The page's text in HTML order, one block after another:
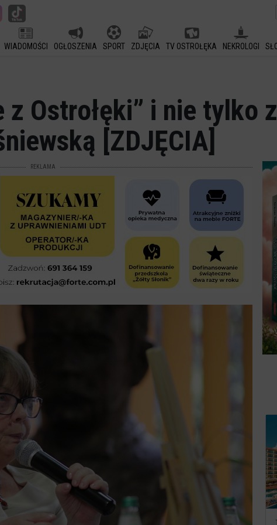
WIADOMOŚCI OGŁOSZENIA SPORT ZDJĘCIA TV OSTROŁĘKA NEKROLOGI
z Ostrołęki” i nie tylko
[ZDJĘCIA]
REKLAMA